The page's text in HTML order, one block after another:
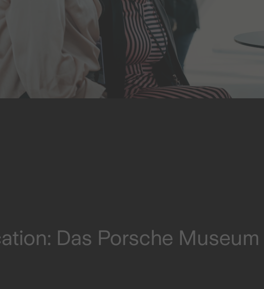
Das Porsche Museum